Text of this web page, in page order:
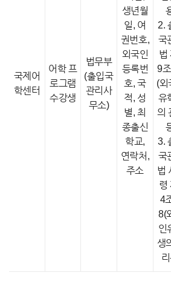
국제어
학센터
어학 프
로그램
수강생
법무부
(출입국
관리사
무소)
생년월
일, 여
권번호,
외국인
등록번
호, 국
적, 성
별, 최
종출신
학교,
연락처,
주소
2.
국
법
9
(외
유
의
3.
국
법
령
4
8(
인
생